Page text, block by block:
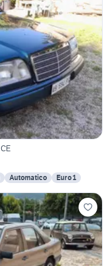
1994 Mercedes Benz A124 E 200 Cabrio CE
Automatico Euro 1